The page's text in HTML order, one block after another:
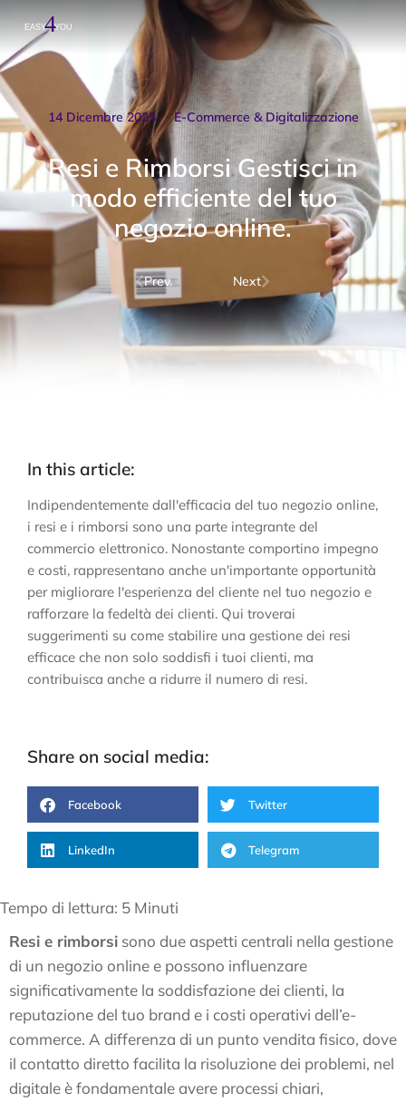
14 Dicembre 2023 E-Commerce & Digitalizzazione
Resi e Rimborsi Gestisci in
modo efficiente del tuo
negozio online.
Prev. Next
Tempo di lettura: 5 Minuti
Resi e rimborsi sono due aspetti centrali nella gestione
di un negozio online e possono influenzare
significativamente la soddisfazione dei clienti, la
reputazione del tuo brand e i costi operativi dell’e-
commerce. A differenza di un punto vendita fisico, dove
il contatto diretto facilita la risoluzione dei problemi, nel
digitale è fondamentale avere processi chiari,
In this article:
Indipendentemente dall'efficacia del tuo negozio online,
i resi e i rimborsi sono una parte integrante del
commercio elettronico. Nonostante comportino impegno
e costi, rappresentano anche un'importante opportunità
per migliorare l'esperienza del cliente nel tuo negozio e
rafforzare la fedeltà dei clienti. Qui troverai
suggerimenti su come stabilire una gestione dei resi
efficace che non solo soddisfi i tuoi clienti, ma
contribuisca anche a ridurre il numero di resi.
Share on social media:
Facebook Twitter
LinkedIn Telegram